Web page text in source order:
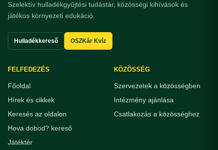
Szelektív hulladékgyűjtési tudástár, közösségi kihívások és
játékos környezeti edukáció.
Hulladékkereső OSZKár Kvíz
FELFEDEZÉS
Főoldal
Hírek és cikkek
Keresés az oldalon
Hova dobod? kereső
Játéktér
KÖZÖSSÉG
Szervezetek a közösségben
Intézmény ajánlása
Csatlakozás a közösséghez